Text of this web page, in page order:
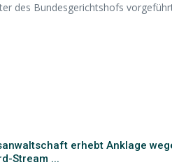
des Bundesgerichtshofs
erhebt Anklage
Stream ...